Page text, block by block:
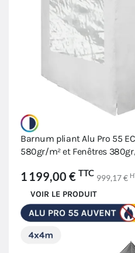
Barnum pliant Alu Pro 55
580gr/m² et Fenêtres
1 199,00 € TTC 999,17 €
VOIR LE PRODUIT